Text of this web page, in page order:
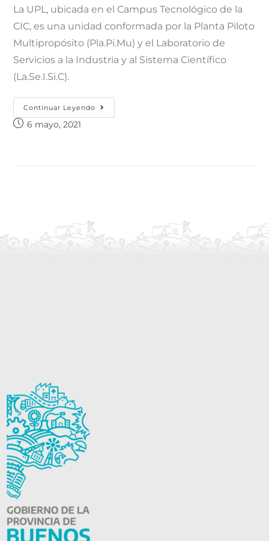
La UPL, ubicada en el Campus Tecnológico de la
CIC, es una unidad conformada por la Planta Piloto
Multipropósito (Pla.Pi.Mu) y el Laboratorio de
Servicios a la Industria y al Sistema Científico
(La.Se.I.Si.C).
Continuar Leyendo
6 mayo, 2021